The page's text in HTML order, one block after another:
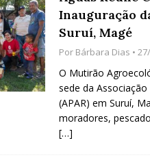
Passam para Consórcio Nova
#OLHONOLEGADO
Inauguração
Suruí, Magé
Por Bárbara Dias •
O Mutirão
sede da
(APAR) em Suruí,
moradores,
[…]